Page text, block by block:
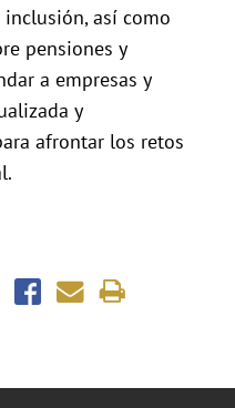
así como
pensiones y
a empresas y
y
afrontar los retos